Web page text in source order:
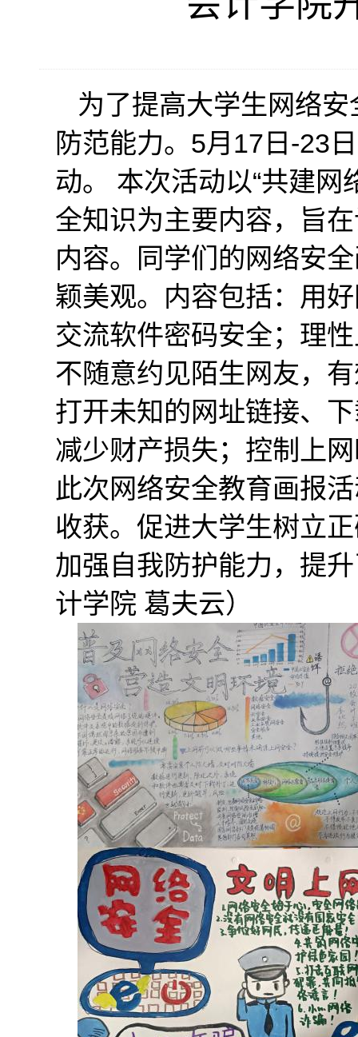
为了提高大学生网络
防范能力。5月17日-23
动。 本次活动以“共建
全知识为主要内容，旨
内容。同学们的网络安
颖美观。内容包括：用
交流软件密码安全；理
不随意约见陌生网友，
打开未知的网址链接、
减少财产损失；控制上
此次网络安全教育画报
收获。促进大学生树立
加强自我防护能力，提
计学院 葛夫云）